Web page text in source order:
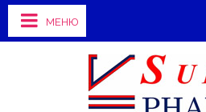
МЕНЮ